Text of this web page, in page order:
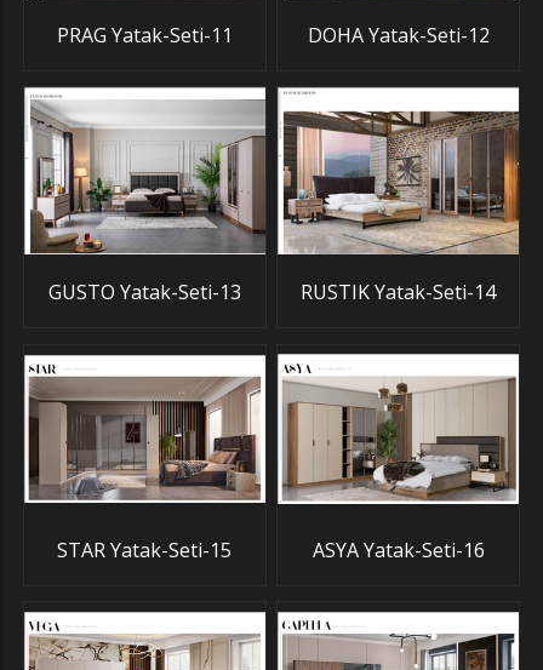
PRAG Yatak-Seti-11 DOHA Yatak-Seti-12
GUSTO Yatak-Seti-13 RUSTIK Yatak-Seti-14
STAR Yatak-Seti-15 ASYA Yatak-Seti-16